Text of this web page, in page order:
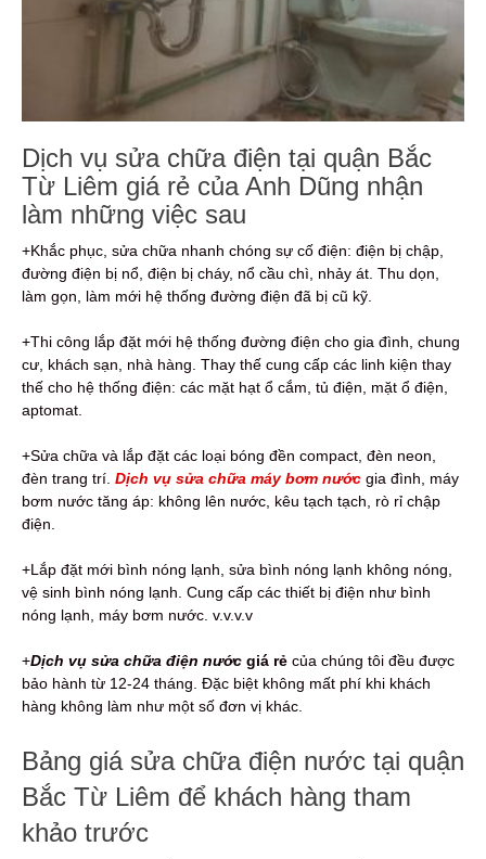
Dịch vụ sửa chữa điện tại quận Bắc
Từ Liêm giá rẻ của Anh Dũng nhận
làm những việc sau
+Khắc phục, sửa chữa nhanh chóng sự cố điện: điện bị chập,
đường điện bị nổ, điện bị cháy, nổ cầu chì, nhảy át. Thu dọn,
làm gọn, làm mới hệ thống đường điện đã bị cũ kỹ.
+Thi công lắp đặt mới hệ thống đường điện cho gia đình, chung
cư, khách sạn, nhà hàng. Thay thế cung cấp các linh kiện thay
thế cho hệ thống điện: các mặt hạt ổ cắm, tủ điện, mặt ổ điện,
aptomat.
+Sửa chữa và lắp đặt các loại bóng đền compact, đèn neon,
đèn trang trí. Dịch vụ sửa chữa máy bơm nước gia đình, máy
bơm nước tăng áp: không lên nước, kêu tạch tạch, rò rỉ chập
điện.
+Lắp đặt mới bình nóng lạnh, sửa bình nóng lạnh không nóng,
vệ sinh bình nóng lạnh. Cung cấp các thiết bị điện như bình
nóng lạnh, máy bơm nước. v.v.v.v
+Dịch vụ sửa chữa điện nước giá rẻ của chúng tôi đều được
bảo hành từ 12-24 tháng. Đặc biệt không mất phí khi khách
hàng không làm như một số đơn vị khác.
Bảng giá sửa chữa điện nước tại quận
Bắc Từ Liêm để khách hàng tham
khảo trước